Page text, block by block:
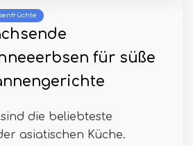
für süße
die beliebteste
asiatischen Küche.